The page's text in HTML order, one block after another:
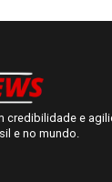
credibilidade e
e no mundo.